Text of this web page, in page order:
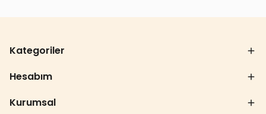
Kategoriler
Hesabım
Kurumsal